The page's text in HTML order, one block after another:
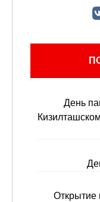
День
Открытие